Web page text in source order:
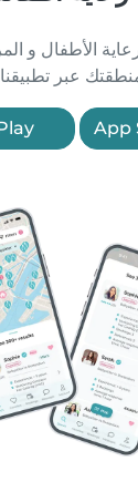
الأطفال و
عبر